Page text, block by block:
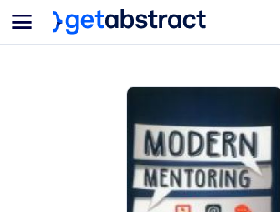
菜单
面向团队与管理者
帮助您的管理者为未来的工作时代做好准备。
面向人工智能系统